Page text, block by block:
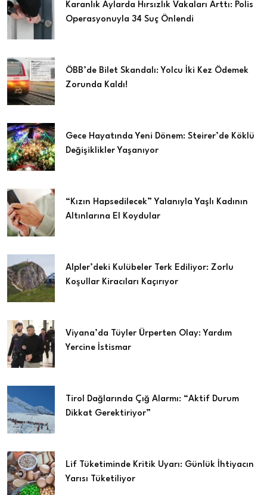
Karanlık Aylarda Hırsızlık Vakaları Arttı: Polis
Operasyonuyla 34 Suç Önlendi
ÖBB’de Bilet Skandalı: Yolcu İki Kez Ödemek
Zorunda Kaldı!
Gece Hayatında Yeni Dönem: Steirer’de Köklü
Değişiklikler Yaşanıyor
“Kızın Hapsedilecek” Yalanıyla Yaşlı Kadının
Altınlarına El Koydular
Alpler’deki Kulübeler Terk Ediliyor: Zorlu
Koşullar Kiracıları Kaçırıyor
Viyana’da Tüyler Ürperten Olay: Yardım
Yercine İstismar
Tirol Dağlarında Çığ Alarmı: “Aktif Durum
Dikkat Gerektiriyor”
Lif Tüketiminde Kritik Uyarı: Günlük İhtiyacın
Yarısı Tüketiliyor